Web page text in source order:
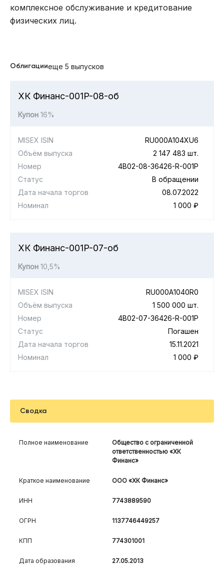
комплексное обслуживание и кредитование
физических лиц.
Облигацииеще 5 выпусков
ХК Финанс-001P-08-об
Купон 16%
MISEX ISIN
RU000A104XU6
Объём выпуска
2 147 483 шт.
Номер
4B02-08-36426-R-001P
Статус
В обращении
Дата начала торгов
08.07.2022
Номинал
1 000 ₽
ХК Финанс-001P-07-об
Купон 10,5%
MISEX ISIN
RU000A1040R0
Объём выпуска
1 500 000 шт.
Номер
4B02-07-36426-R-001P
Статус
Погашен
Дата начала торгов
15.11.2021
Номинал
1 000 ₽
Сводка
Полное наименование
Общество с ограниченной
ответственностью «ХК
Финанс»
Краткое наименование ООО «ХК Финанс»
ИНН 7743889590
ОГРН 1137746449257
КПП 774301001
Дата образования 27.05.2013